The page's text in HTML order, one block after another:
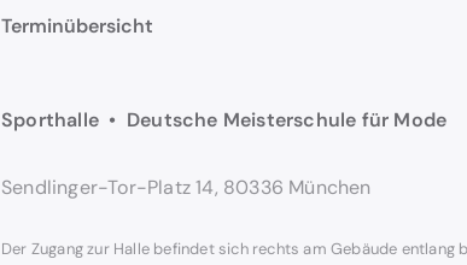
Terminübersicht
Sporthalle • Deutsche Meisterschule für Mode
Sendlinger-Tor-Platz 14, 80336 München
Der Zugang zur Halle befindet sich rechts am Gebäude entlang